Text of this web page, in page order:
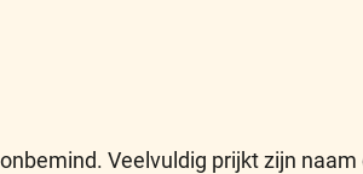
Veelvuldig prijkt zijn naam